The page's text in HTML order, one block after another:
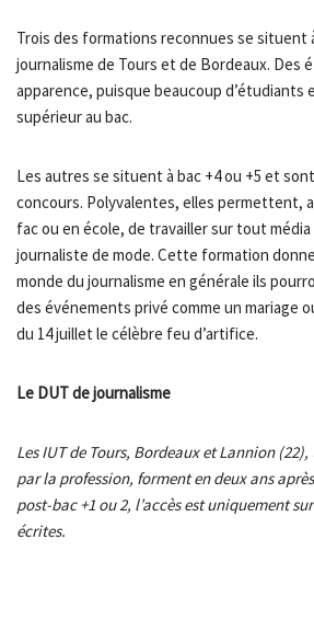
Trois des formations reconnues se situent
journalisme de Tours et de Bordeaux. Des
apparence, puisque beaucoup d’étudiants
supérieur au bac.
Les autres se situent à bac +4 ou +5 et
concours. Polyvalentes, elles permettent,
fac ou en école, de travailler sur tout
journaliste de mode. Cette formation
monde du journalisme en générale ils
des événements privé comme un mariage
du 14 juillet le célèbre feu d’artifice.
Le DUT de journalisme
Les IUT de Tours, Bordeaux et Lannion
par la profession, forment en deux ans
post-bac +1 ou 2, l’accès est uniquement
écrites.